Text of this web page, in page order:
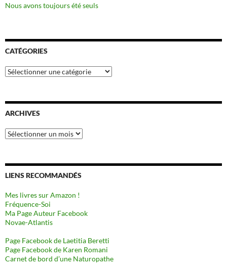
Nous avons toujours été seuls
CATÉGORIES
Catégories
ARCHIVES
Archives
LIENS RECOMMANDÉS
Mes livres sur Amazon !
Fréquence-Soi
Ma Page Auteur Facebook
Novae-Atlantis
Page Facebook de Laetitia Beretti
Page Facebook de Karen Romani
Carnet de bord d’une Naturopathe